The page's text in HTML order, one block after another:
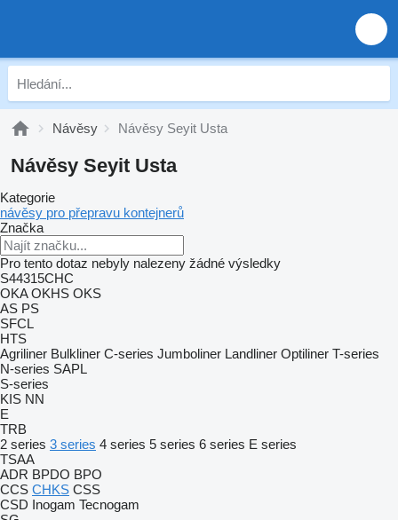
Návěsy Návěsy Seyit Usta
Návěsy Seyit Usta
Kategorie
návěsy pro přepravu kontejnerů
Značka
Pro tento dotaz nebyly nalezeny žádné výsledky
S44315CHC
OKA OKHS OKS
AS PS
SFCL
HTS
Agriliner Bulkliner C-series Jumboliner Landliner Optiliner T-series
N-series SAPL
S-series
KIS NN
E
TRB
2 series 3 series 4 series 5 series 6 series E series
TSAA
ADR BPDO BPO
CCS CHKS CSS
CSD Inogam Tecnogam